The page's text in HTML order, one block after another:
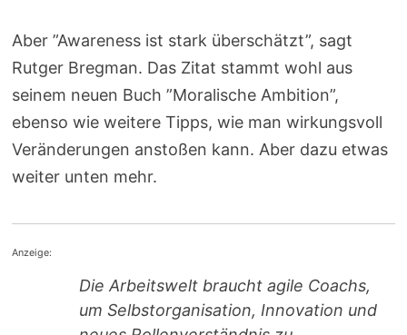
Aber ”Awareness ist stark überschätzt”, sagt
Rutger Bregman. Das Zitat stammt wohl aus
seinem neuen Buch ”Moralische Ambition”,
ebenso wie weitere Tipps, wie man wirkungsvoll
Veränderungen anstoßen kann. Aber dazu etwas
weiter unten mehr.
Anzeige:
Die Arbeitswelt braucht agile Coachs,
um Selbstorganisation, Innovation und